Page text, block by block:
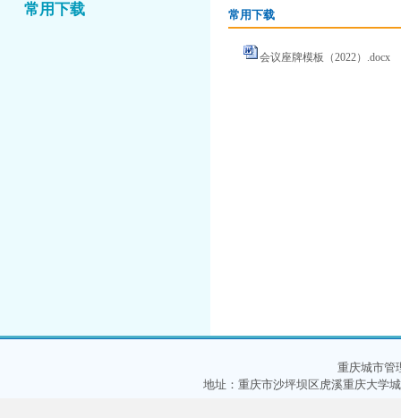
常用下载 常用下载
会议座牌模板（2022）.docx
重庆城市管
地址：重庆市沙坪坝区虎溪重庆大学